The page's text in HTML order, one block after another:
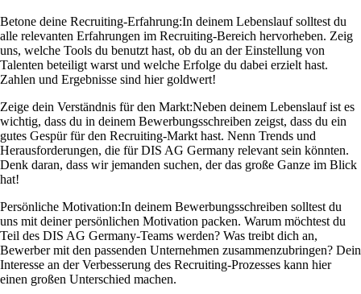
Betone deine Recruiting-Erfahrung:In deinem Lebenslauf solltest du
alle relevanten Erfahrungen im Recruiting-Bereich hervorheben. Zeig
uns, welche Tools du benutzt hast, ob du an der Einstellung von
Talenten beteiligt warst und welche Erfolge du dabei erzielt hast.
Zahlen und Ergebnisse sind hier goldwert!
Zeige dein Verständnis für den Markt:Neben deinem Lebenslauf ist es
wichtig, dass du in deinem Bewerbungsschreiben zeigst, dass du ein
gutes Gespür für den Recruiting-Markt hast. Nenn Trends und
Herausforderungen, die für DIS AG Germany relevant sein könnten.
Denk daran, dass wir jemanden suchen, der das große Ganze im Blick
hat!
Persönliche Motivation:In deinem Bewerbungsschreiben solltest du
uns mit deiner persönlichen Motivation packen. Warum möchtest du
Teil des DIS AG Germany-Teams werden? Was treibt dich an,
Bewerber mit den passenden Unternehmen zusammenzubringen? Dein
Interesse an der Verbesserung des Recruiting-Prozesses kann hier
einen großen Unterschied machen.